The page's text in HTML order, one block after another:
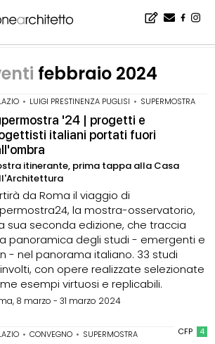
febbraio 2024
• LUIGI PRESTINENZA PUGLISI • SUPERMOSTRA
'24 | progetti e
italiani portati fuori
itinerante, prima tappa alla Casa
da Roma il viaggio di
la mostra-osservatorio,
sua seconda edizione, che traccia
panoramica degli studi - emergenti e
- nel panorama italiano. 33 studi
con opere realizzate selezionate
esempi virtuosi e replicabili.
8 marzo - 31 marzo 2024
CFP 4
• CONVEGNO • SUPERMOSTRA